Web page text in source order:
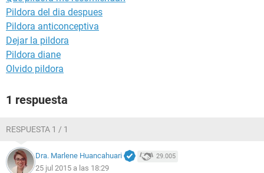
Pildora del dia despues
Pildora anticonceptiva
Dejar la pildora
Pildora diane
Olvido pildora
1 respuesta
RESPUESTA 1 / 1
Dra. Marlene Huancahuari 29.005
25 jul 2015 a las 18:29